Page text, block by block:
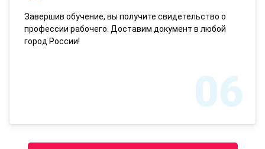
Завершив обучение, вы получите свидетельство о
профессии рабочего. Доставим документ в любой
город России!
06